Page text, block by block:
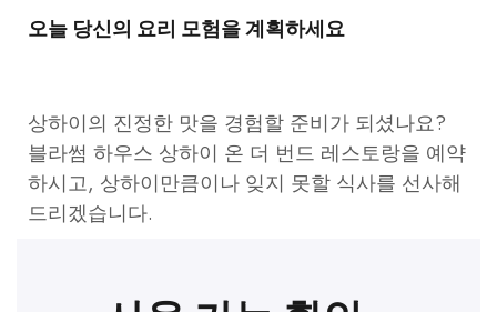
오늘 당신의 요리 모험을 계획하세요
상하이의 진정한 맛을 경험할 준비가 되셨나요?
블라썸 하우스 상하이 온 더 번드 레스토랑을 예약
하시고, 상하이만큼이나 잊지 못할 식사를 선사해
드리겠습니다.